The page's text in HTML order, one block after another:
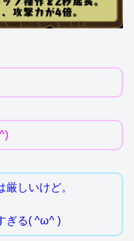
しいけど。
ぎる( ^ω^ )